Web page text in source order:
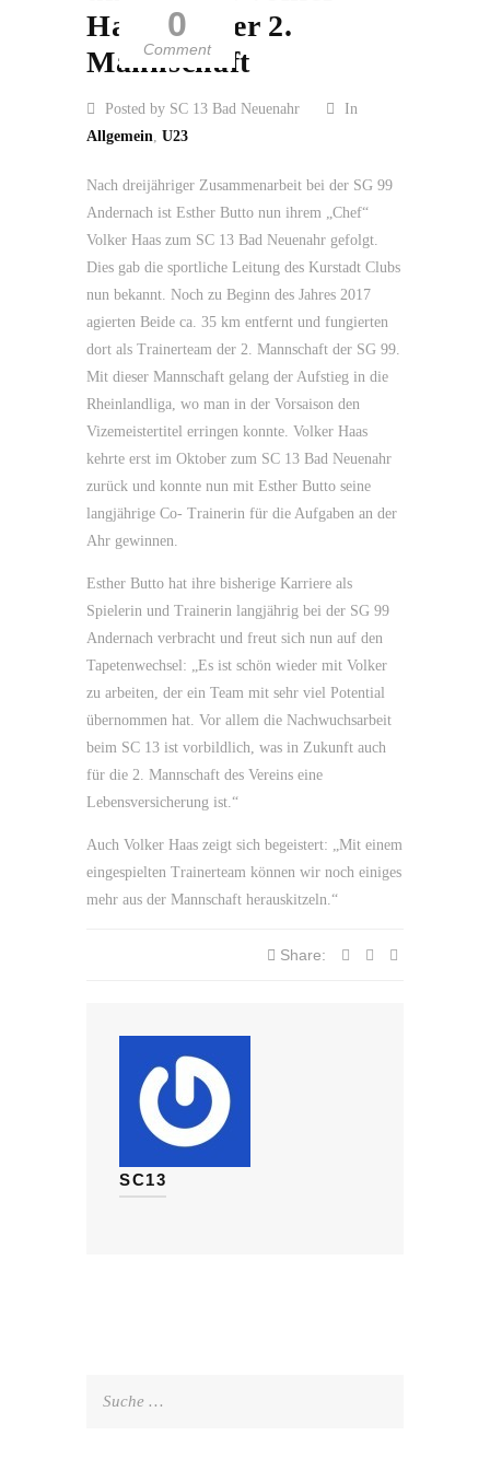
0
Comment
Haas bei der 2.
Mannschaft
Posted by SC 13 Bad Neuenahr
In
Allgemein, U23
Nach dreijähriger Zusammenarbeit bei der SG 99
Andernach ist Esther Butto nun ihrem „Chef“
Volker Haas zum SC 13 Bad Neuenahr gefolgt.
Dies gab die sportliche Leitung des Kurstadt Clubs
nun bekannt. Noch zu Beginn des Jahres 2017
agierten Beide ca. 35 km entfernt und fungierten
dort als Trainerteam der 2. Mannschaft der SG 99.
Mit dieser Mannschaft gelang der Aufstieg in die
Rheinlandliga, wo man in der Vorsaison den
Vizemeistertitel erringen konnte. Volker Haas
kehrte erst im Oktober zum SC 13 Bad Neuenahr
zurück und konnte nun mit Esther Butto seine
langjährige Co- Trainerin für die Aufgaben an der
Ahr gewinnen.
Esther Butto hat ihre bisherige Karriere als
Spielerin und Trainerin langjährig bei der SG 99
Andernach verbracht und freut sich nun auf den
Tapetenwechsel: „Es ist schön wieder mit Volker
zu arbeiten, der ein Team mit sehr viel Potential
übernommen hat. Vor allem die Nachwuchsarbeit
beim SC 13 ist vorbildlich, was in Zukunft auch
für die 2. Mannschaft des Vereins eine
Lebensversicherung ist.“
Auch Volker Haas zeigt sich begeistert: „Mit einem
eingespielten Trainerteam können wir noch einiges
mehr aus der Mannschaft herauskitzeln.“
Share:
SC13